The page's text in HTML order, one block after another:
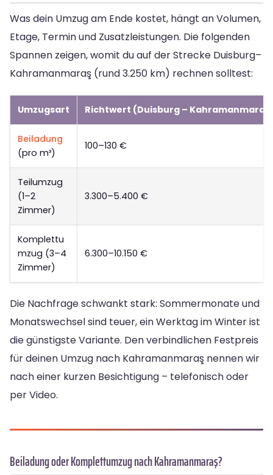
Was dein Umzug am Ende kostet, hängt an Volumen,
Etage, Termin und Zusatzleistungen. Die folgenden
Spannen zeigen, womit du auf der Strecke Duisburg–
Kahramanmaraş (rund 3.250 km) rechnen solltest:
Umzugsart Richtwert (Duisburg –
Beiladung
(pro m³)
100–130 €
Teilumzug
(1–2
Zimmer)
3.300–5.400 €
Komplettu
mzug (3–4
Zimmer)
6.300–10.150 €
Die Nachfrage schwankt stark: Sommermonate und
Monatswechsel sind teuer, ein Werktag im Winter ist
die günstigste Variante. Den verbindlichen Festpreis
für deinen Umzug nach Kahramanmaraş nennen wir
nach einer kurzen Besichtigung – telefonisch oder
per Video.
Beiladung oder Komplettumzug nach Kahramanmaraş?